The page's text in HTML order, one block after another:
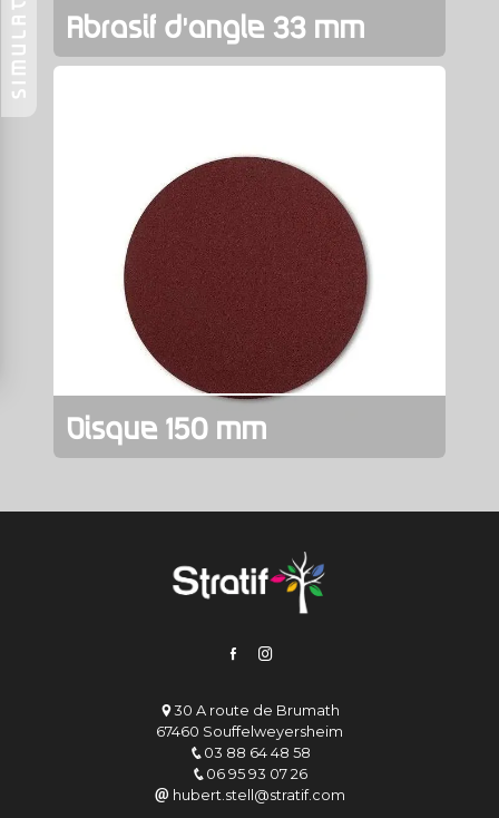
Abrasif d'angle 33 mm
Disque 150 mm
30 A route de Brumath
67460 Souffelweyersheim
03 88 64 48 58
06 95 93 07 26
hubert.stell@stratif.com